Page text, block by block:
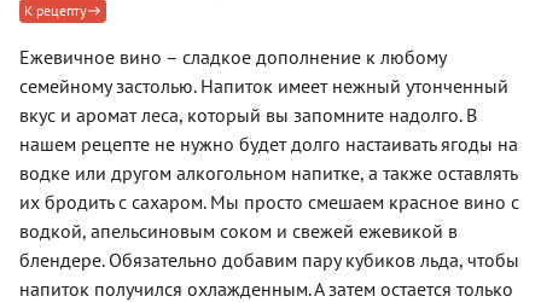
К рецепту
Ежевичное вино – сладкое дополнение к любому
семейному застолью. Напиток имеет нежный утонченный
вкус и аромат леса, который вы запомните надолго. В
нашем рецепте не нужно будет долго настаивать ягоды на
водке или другом алкогольном напитке, а также оставлять
их бродить с сахаром. Мы просто смешаем красное вино с
водкой, апельсиновым соком и свежей ежевикой в
блендере. Обязательно добавим пару кубиков льда, чтобы
напиток получился охлажденным. А затем остается только